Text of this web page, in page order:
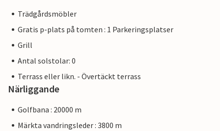
Trädgårdsmöbler
Gratis p-plats på tomten : 1 Parkeringsplatser
Grill
Antal solstolar: 0
Terrass eller likn. - Övertäckt terrass
Närliggande
Golfbana : 20000 m
Märkta vandringsleder : 3800 m